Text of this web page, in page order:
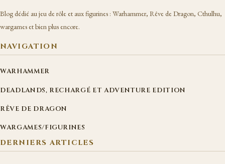
Blog dédié au jeu de rôle et aux figurines : Warhammer, Rêve de Dragon, Cthulhu,
wargames et bien plus encore.
NAVIGATION
WARHAMMER
DEADLANDS, RECHARGÉ ET ADVENTURE EDITION
RÊVE DE DRAGON
WARGAMES/FIGURINES
DERNIERS ARTICLES